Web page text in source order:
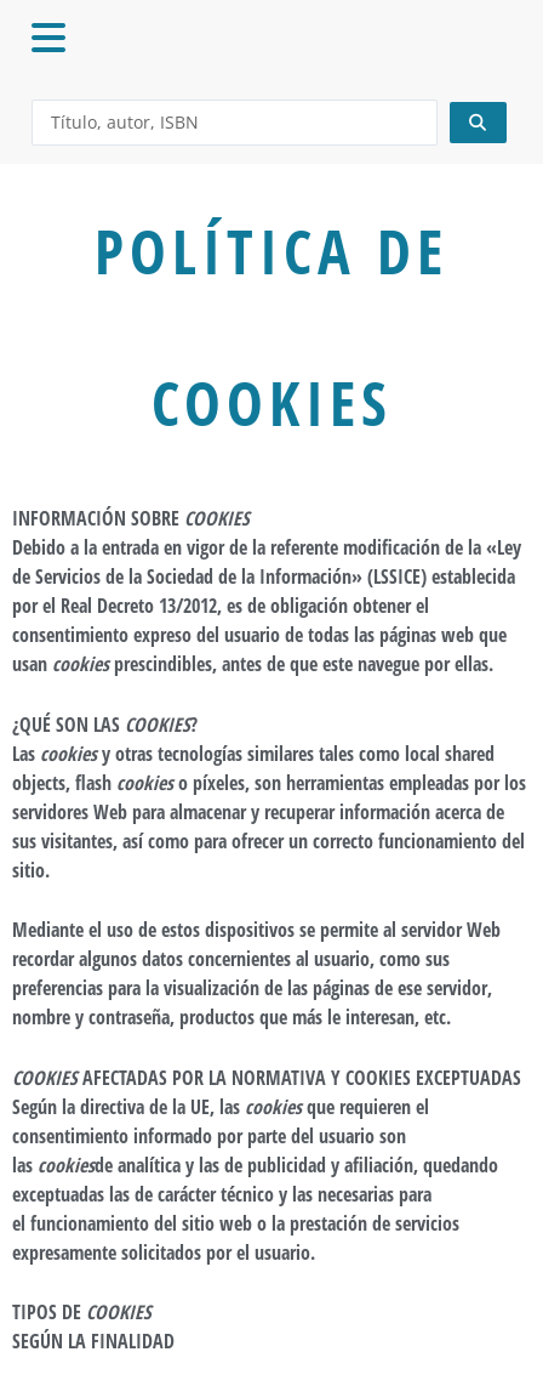
Search
POLÍTICA DE
COOKIES
INFORMACIÓN SOBRE COOKIES
Debido a la entrada en vigor de la referente modificación de la «Ley
de Servicios de la Sociedad de la Información» (LSSICE) establecida
por el Real Decreto 13/2012, es de obligación obtener el
consentimiento expreso del usuario de todas las páginas web que
usan cookiesprescindibles, antes de que este navegue por ellas.
¿QUÉ SON LAS COOKIES?
Las cookiesy otras tecnologías similares tales como local shared
objects, flash cookieso píxeles, son herramientas empleadas por los
servidores Web para almacenar y recuperar información acerca de
sus visitantes, así como para ofrecer un correcto funcionamiento del
sitio.
Mediante el uso de estos dispositivos se permite al servidor Web
recordar algunos datos concernientes al usuario, como sus
preferencias para la visualización de las páginas de ese servidor,
nombre y contraseña, productos que más le interesan, etc.
COOKIESAFECTADAS POR LA NORMATIVA Y COOKIES EXCEPTUADAS
Según la directiva de la UE, las cookiesque requieren el
consentimiento informado por parte del usuario son
las cookiesde analítica y las de publicidad y afiliación, quedando
exceptuadas las de carácter técnico y las necesarias para
el funcionamiento del sitio web o la prestación de servicios
expresamente solicitados por el usuario.
TIPOS DE COOKIES
SEGÚN LA FINALIDAD